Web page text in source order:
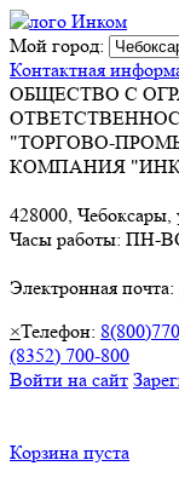
Мой город:
Контактная
ОБЩЕСТВО С
"ТОРГОВО-
КОМПАНИЯ
428000, Чебоксары,
Часы работы: ПН-
Электронная почта:
×Телефон:
(8352) 700-800
Войти на сайт
Корзина пуста